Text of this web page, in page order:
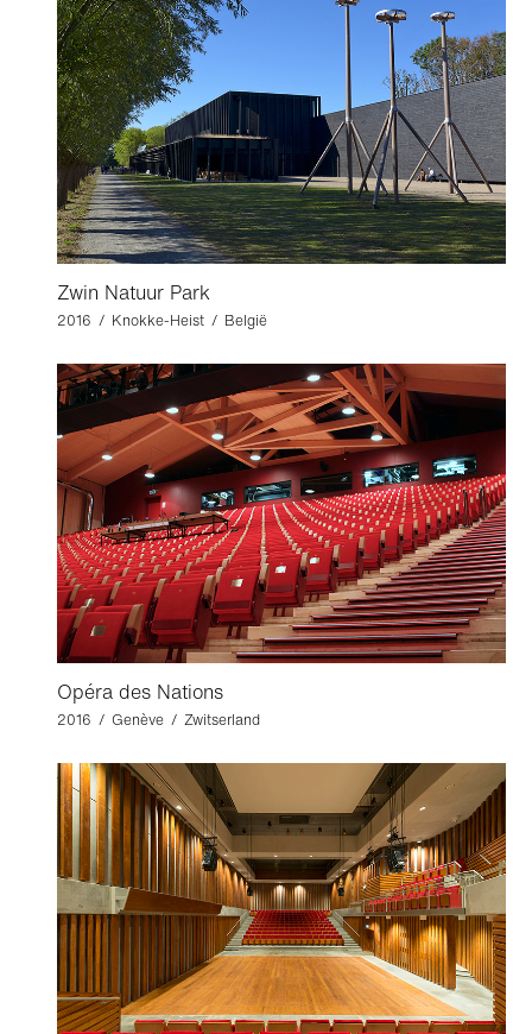
Zwin Natuur Park
2016 / Knokke-Heist / België
Opéra des Nations
2016 / Genève / Zwitserland